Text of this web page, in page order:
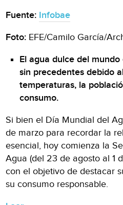
Fuente: Infobae
Foto: EFE/Camilo García/
El agua dulce del
sin precedentes debido
temperaturas, la
consumo.
Si bien el Día Mundial del
de marzo para recordar la
esencial, hoy comienza la
Agua (del 23 de agosto al 1
con el objetivo de destacar
su consumo responsable.